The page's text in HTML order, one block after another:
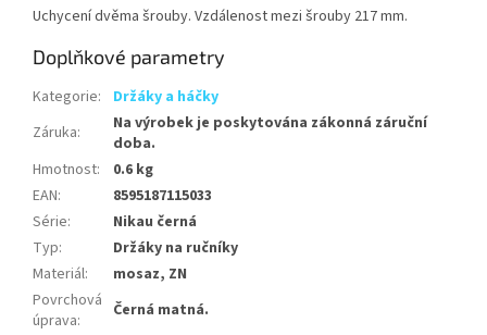
Uchycení dvěma šrouby. Vzdálenost mezi šrouby 217 mm.
Doplňkové parametry
Kategorie:
Držáky a háčky
Záruka:
Na výrobek je poskytována zákonná záruční
doba.
Hmotnost:
0.6 kg
EAN:
8595187115033
Série:
Nikau černá
Typ:
Držáky na ručníky
Materiál:
mosaz, ZN
Povrchová
úprava:
Černá matná.